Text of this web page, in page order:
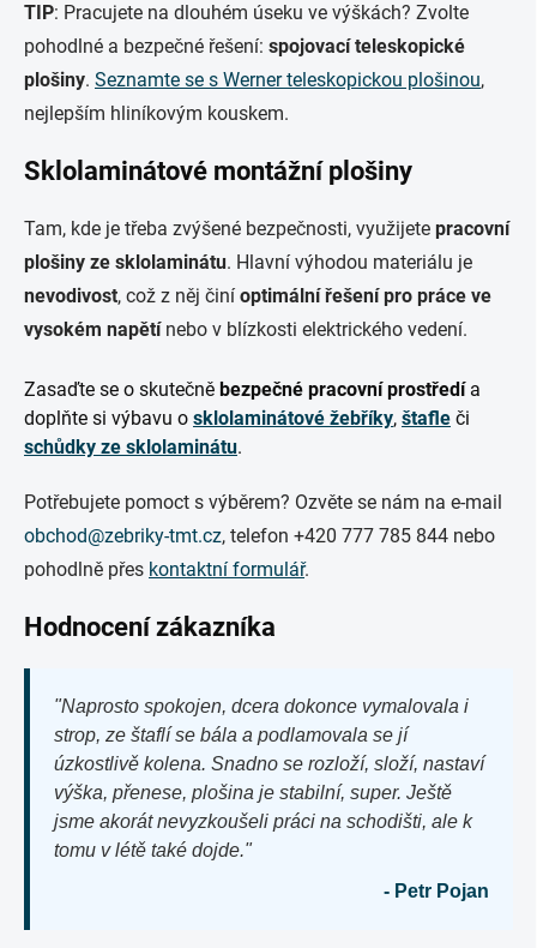
TIP: Pracujete na dlouhém úseku ve výškách? Zvolte
pohodlné a bezpečné řešení: spojovací teleskopické
plošiny. Seznamte se s Werner teleskopickou plošinou,
nejlepším hliníkovým kouskem.
Sklolaminátové montážní plošiny
Tam, kde je třeba zvýšené bezpečnosti, využijete pracovní
plošiny ze sklolaminátu. Hlavní výhodou materiálu je
nevodivost, což z něj činí optimální řešení pro práce ve
vysokém napětínebo v blízkosti elektrického vedení.
Zasaďte se o skutečně bezpečné pracovní prostředía
doplňte si výbavu o sklolaminátové žebříky, štafle či
schůdky ze sklolaminátu.
Potřebujete pomoct s výběrem? Ozvěte se nám na e-mail
obchod@zebriky-tmt.cz, telefon +420 777 785 844 nebo
pohodlně přes kontaktní formulář.
Hodnocení zákazníka
"Naprosto spokojen, dcera dokonce vymalovala i
strop, ze štaflí se bála a podlamovala se jí
úzkostlivě kolena. Snadno se rozloží, složí, nastaví
výška, přenese, plošina je stabilní, super. Ještě
jsme akorát nevyzkoušeli práci na schodišti, ale k
tomu v létě také dojde."
- Petr Pojan